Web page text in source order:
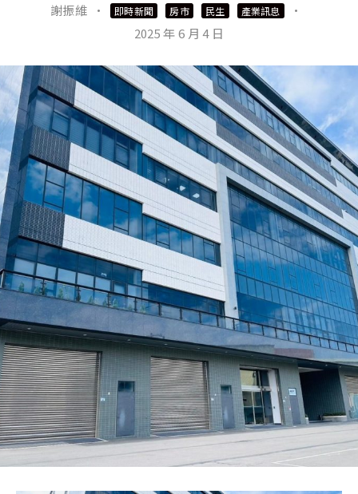
謝振維 · 即時新聞 房市 民生 產業訊息
·
2025 年 6 月 4 日